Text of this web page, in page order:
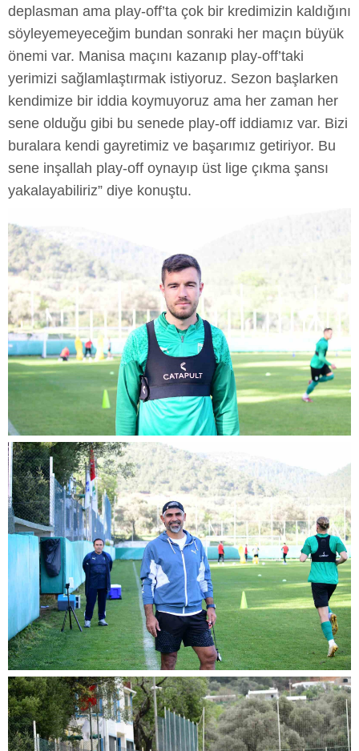
deplasman ama play-off’ta çok bir kredimizin kaldığını
söyleyemeyeceğim bundan sonraki her maçın büyük
önemi var. Manisa maçını kazanıp play-off’taki
yerimizi sağlamlaştırmak istiyoruz. Sezon başlarken
kendimize bir iddia koymuyoruz ama her zaman her
sene olduğu gibi bu senede play-off iddiamız var. Bizi
buralara kendi gayretimiz ve başarımız getiriyor. Bu
sene inşallah play-off oynayıp üst lige çıkma şansı
yakalayabiliriz” diye konuştu.